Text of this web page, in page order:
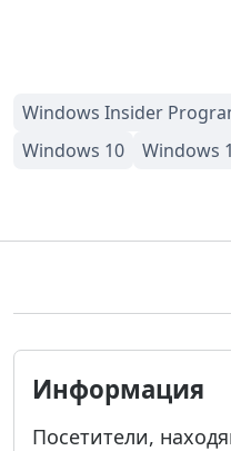
Информация
Посетители,